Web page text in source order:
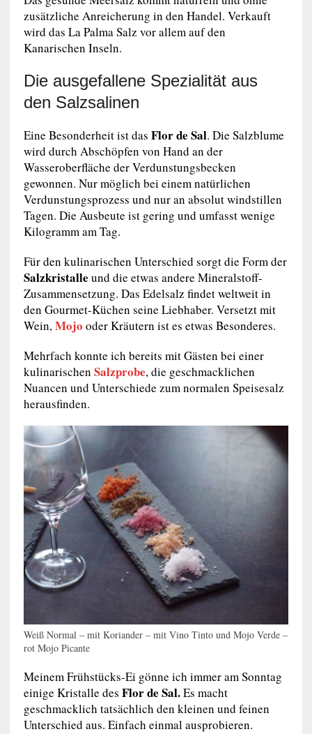
zusätzliche Anreicherung in den Handel. Verkauft
wird das La Palma Salz vor allem auf den
Kanarischen Inseln.
Die ausgefallene Spezialität aus
den Salzsalinen
Eine Besonderheit ist das Flor de Sal. Die Salzblume
wird durch Abschöpfen von Hand an der
Wasseroberfläche der Verdunstungsbecken
gewonnen. Nur möglich bei einem natürlichen
Verdunstungsprozess und nur an absolut windstillen
Tagen. Die Ausbeute ist gering und umfasst wenige
Kilogramm am Tag.
Für den kulinarischen Unterschied sorgt die Form der
Salzkristalle und die etwas andere Mineralstoff-
Zusammensetzung. Das Edelsalz findet weltweit in
den Gourmet-Küchen seine Liebhaber. Versetzt mit
Wein,Mojo oder Kräutern ist es etwas Besonderes.
Mehrfach konnte ich bereits mit Gästen bei einer
kulinarischen Salzprobe, die geschmacklichen
Nuancen und Unterschiede zum normalen Speisesalz
herausfinden.
Weiß Normal – mit Koriander – mit Vino Tinto und Mojo Verde –
rot Mojo Picante
Meinem Frühstücks-Ei gönne ich immer am Sonntag
einige Kristalle des Flor de Sal.Es macht
geschmacklich tatsächlich den kleinen und feinen
Unterschied aus. Einfach einmal ausprobieren.